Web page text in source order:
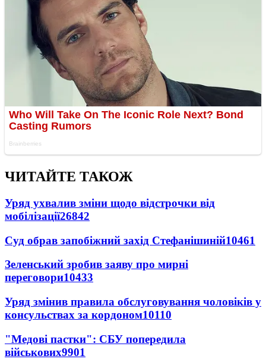
ЧИТАЙТЕ ТАКОЖ
Уряд ухвалив зміни щодо відстрочки від
мобілізації26842
Суд обрав запобіжний захід Стефанішиній10461
Зеленський зробив заяву про мирні
переговори10433
Уряд змінив правила обслуговування чоловіків у
консульствах за кордоном10110
"Медові пастки": СБУ попередила
військових9901